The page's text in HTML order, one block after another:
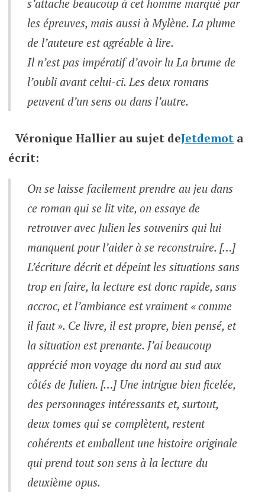
s’attache beaucoup à cet homme marqué par
les épreuves, mais aussi à Mylène. La plume
de l’auteure est agréable à lire.
Il n’est pas impératif d’avoir lu La brume de
l’oubli avant celui-ci. Les deux romans
peuvent d’un sens ou dans l’autre.
Véronique Hallier au sujet deJetdemot a
écrit:
On se laisse facilement prendre au jeu dans
ce roman qui se lit vite, on essaye de
retrouver avec Julien les souvenirs qui lui
manquent pour l’aider à se reconstruire. […]
L’écriture décrit et dépeint les situations sans
trop en faire, la lecture est donc rapide, sans
accroc, et l’ambiance est vraiment « comme
il faut ». Ce livre, il est propre, bien pensé, et
la situation est prenante. J’ai beaucoup
apprécié mon voyage du nord au sud aux
côtés de Julien. […] Une intrigue bien ficelée,
des personnages intéressants et, surtout,
deux tomes qui se complètent, restent
cohérents et emballent une histoire originale
qui prend tout son sens à la lecture du
deuxième opus.